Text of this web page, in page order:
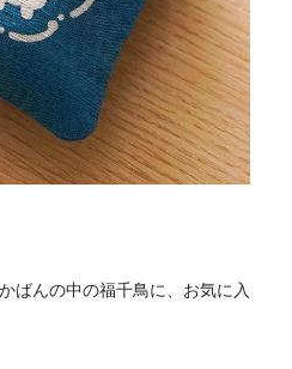
ばんの中の福千鳥に、 お気に入